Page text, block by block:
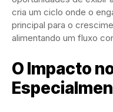
cria um ciclo onde o
principal para o
alimentando um fluxo
O Impacto